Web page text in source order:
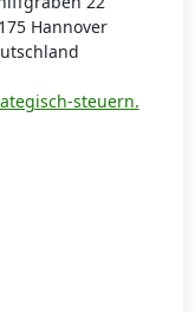
Hannover
steuern.